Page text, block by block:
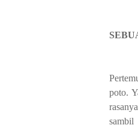
poto.
sambil